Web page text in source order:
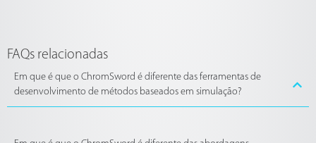
FAQs relacionadas
Em que é que o ChromSword é diferente das ferramentas de
desenvolvimento de métodos baseados em simulação?